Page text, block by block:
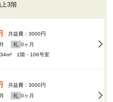
3階
共益費：3000円
礼 0ヶ月
1階・106号室
共益費：3000円
礼 0ヶ月